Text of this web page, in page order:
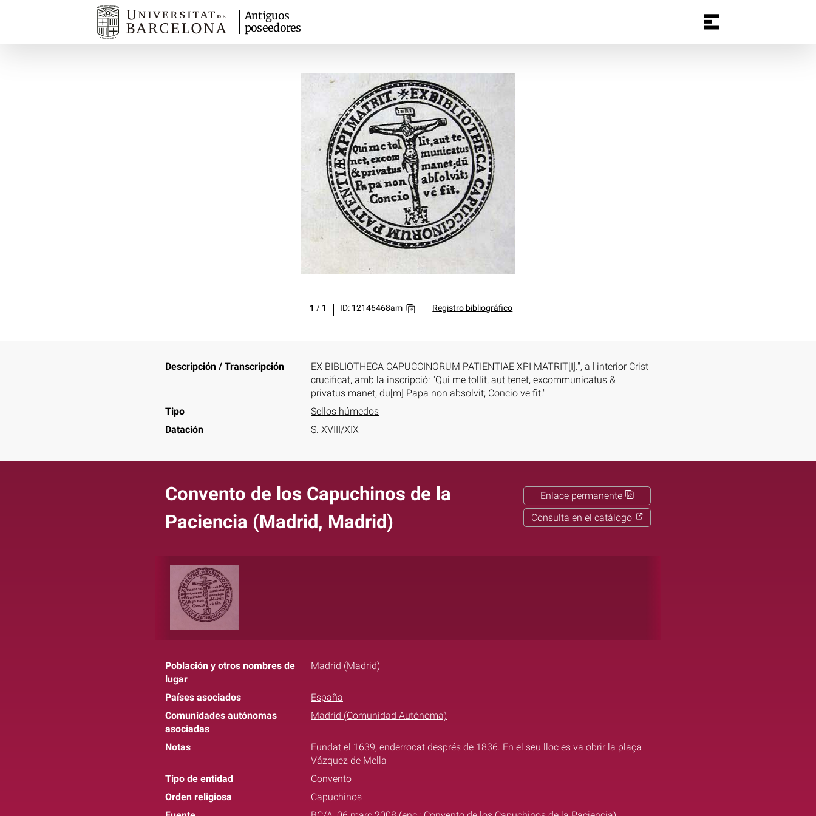
Antiguos
poseedores
1 / 1 ID: 12146468am Registro bibliográfico
Descripción / Transcripción
EX BIBLIOTHECA CAPUCCINORUM PATIENTIAE XPI MATRIT[I].", a l'interior Crist
crucificat, amb la inscripció: "Qui me tollit, aut tenet, excommunicatus &
privatus manet; du[m] Papa non absolvit; Concio ve fit."
Tipo
Sellos húmedos
Datación
S. XVIII/XIX
Convento de los Capuchinos de la
Paciencia (Madrid, Madrid)
Enlace permanente
Consulta en el catálogo
Población y otros nombres de
lugar
Madrid (Madrid)
Países asociados
España
Comunidades autónomas
asociadas
Madrid (Comunidad Autónoma)
Notas
Fundat el 1639, enderrocat després de 1836. En el seu lloc es va obrir la plaça
Vázquez de Mella
Tipo de entidad
Convento
Orden religiosa
Capuchinos